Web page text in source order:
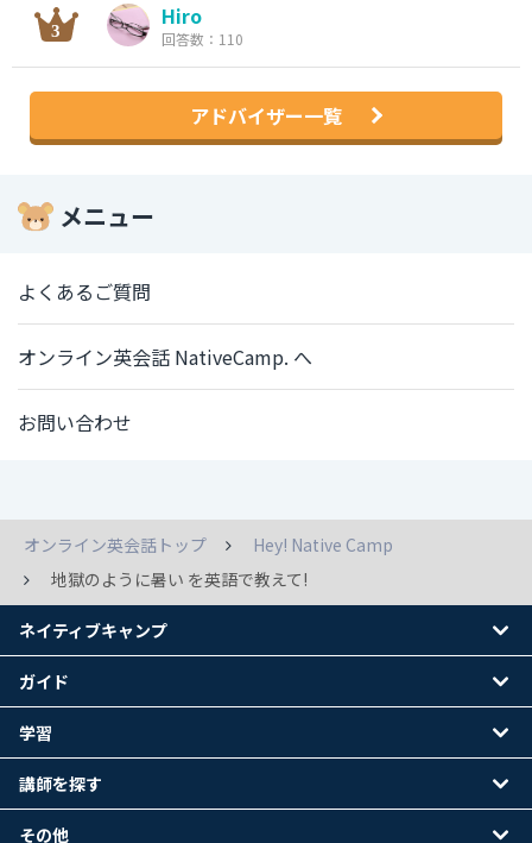
Hiro
回答数：110
アドバイザー一覧
メニュー
よくあるご質問
オンライン英会話 NativeCamp. へ
お問い合わせ
オンライン英会話トップ
Hey! Native Camp
地獄のように暑い を英語で教えて!
ネイティブキャンプ
ガイド
学習
講師を探す
その他